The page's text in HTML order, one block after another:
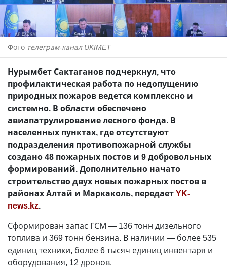
Фото телеграм-канал UKIMET
Нурымбет Сактаганов подчеркнул, что
профилактическая работа по недопущению
природных пожаров ведется комплексно и
системно. В области обеспечено
авиапатрулирование лесного фонда. В
населенных пунктах, где отсутствуют
подразделения противопожарной службы
создано 48 пожарных постов и 9 добровольных
формирований. Дополнительно начато
строительство двух новых пожарных постов в
районах Алтай и Маркаколь, передаетYK-
news.kz.
Сформирован запас ГСМ — 136 тонн дизельного
топлива и 369 тонн бензина. В наличии — более 535
единиц техники, более 6 тысяч единиц инвентаря и
оборудования, 12 дронов.